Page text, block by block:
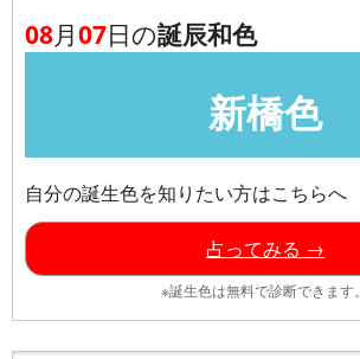
08月07日の誕辰和色
新橋色
自分の誕生色を知りたい方はこちらへ
占ってみる →
※誕生色は無料で診断できます。